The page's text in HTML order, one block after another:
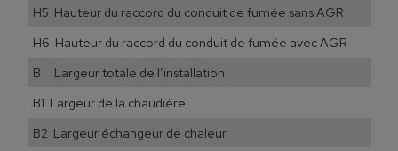
H5 Hauteur du raccord du conduit de fumée sans AGR
H6 Hauteur du raccord du conduit de fumée avec AGR
B Largeur totale de l’installation
B1 Largeur de la chaudière
B2 Largeur échangeur de chaleur